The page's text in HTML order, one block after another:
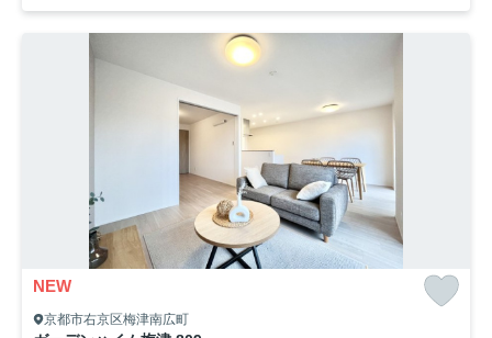
NEW
京都市右京区梅津南広町